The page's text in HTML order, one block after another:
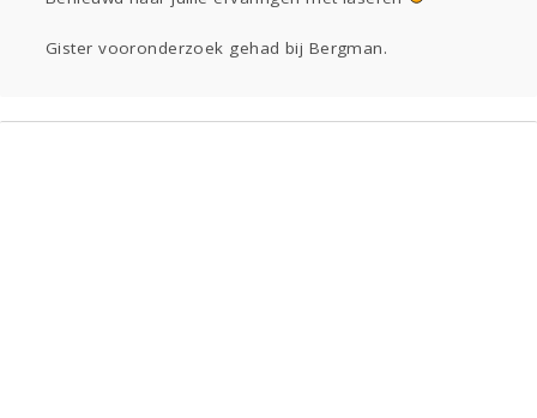
Lezen
Gister vooronderzoek gehad bij Bergman.